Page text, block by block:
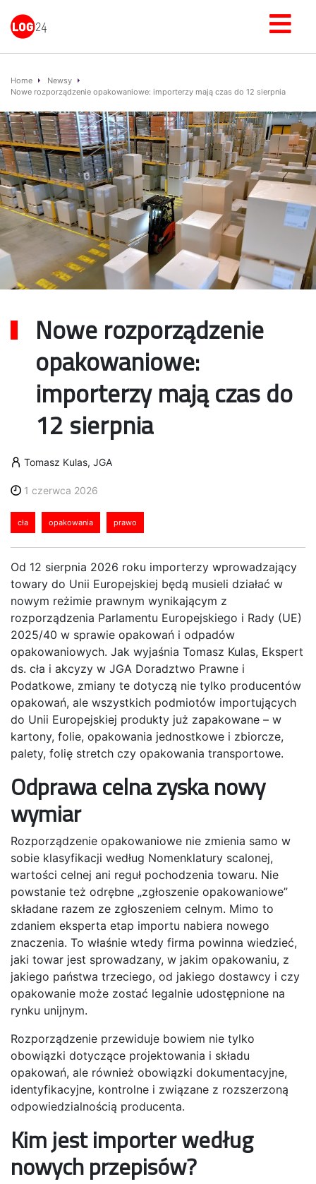
Home
Newsy
Nowe rozporządzenie opakowaniowe: importerzy mają czas do 12 sierpnia
Nowe rozporządzenie
opakowaniowe:
importerzy mają czas do
12 sierpnia
Tomasz Kulas, JGA
1 czerwca 2026
cła opakowania prawo
Od 12 sierpnia 2026 roku importerzy wprowadzający
towary do Unii Europejskiej będą musieli działać w
nowym reżimie prawnym wynikającym z
rozporządzenia Parlamentu Europejskiego i Rady (UE)
2025/40 w sprawie opakowań i odpadów
opakowaniowych. Jak wyjaśnia Tomasz Kulas, Ekspert
ds. cła i akcyzy w JGA Doradztwo Prawne i
Podatkowe, zmiany te dotyczą nie tylko producentów
opakowań, ale wszystkich podmiotów importujących
do Unii Europejskiej produkty już zapakowane – w
kartony, folie, opakowania jednostkowe i zbiorcze,
palety, folię stretch czy opakowania transportowe.
Odprawa celna zyska nowy
wymiar
Rozporządzenie opakowaniowe nie zmienia samo w
sobie klasyfikacji według Nomenklatury scalonej,
wartości celnej ani reguł pochodzenia towaru. Nie
powstanie też odrębne „zgłoszenie opakowaniowe”
składane razem ze zgłoszeniem celnym. Mimo to
zdaniem eksperta etap importu nabiera nowego
znaczenia. To właśnie wtedy firma powinna wiedzieć,
jaki towar jest sprowadzany, w jakim opakowaniu, z
jakiego państwa trzeciego, od jakiego dostawcy i czy
opakowanie może zostać legalnie udostępnione na
rynku unijnym.
Rozporządzenie przewiduje bowiem nie tylko
obowiązki dotyczące projektowania i składu
opakowań, ale również obowiązki dokumentacyjne,
identyfikacyjne, kontrolne i związane z rozszerzoną
odpowiedzialnością producenta.
Kim jest importer według
nowych przepisów?